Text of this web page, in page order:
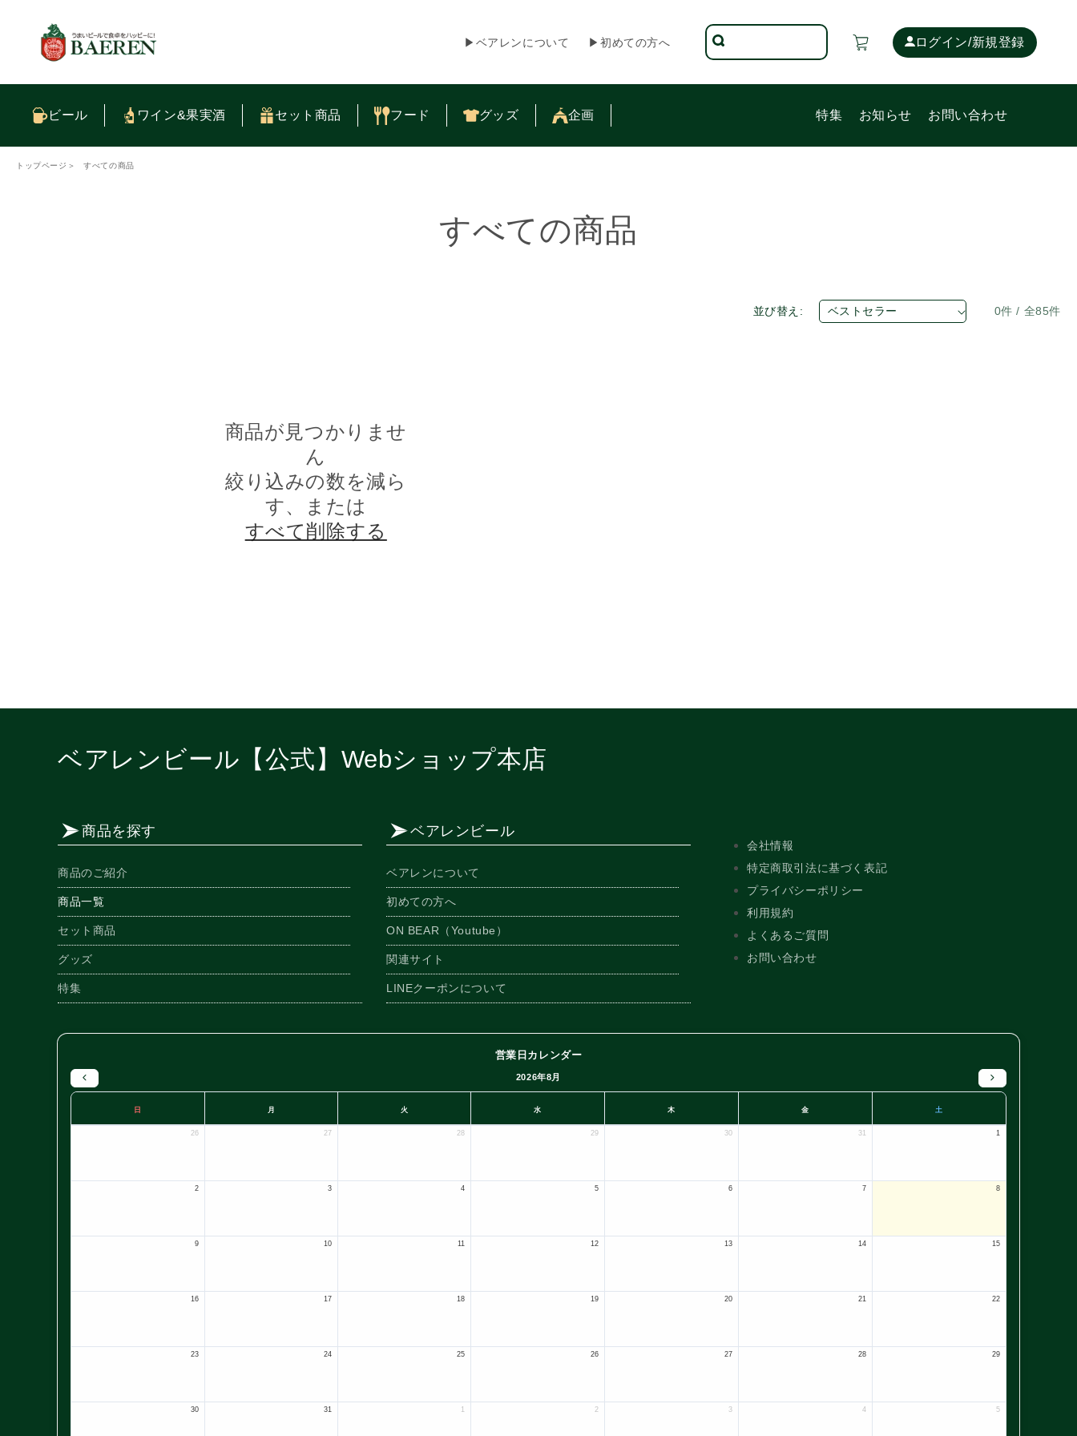
進む
▶︎ベアレンについて ▶︎初めての方へ
ー
ログイン/新規登録
ビール ワイン&果実酒 セット商品 フード グッズ 企画 特集 お知らせ お問い合わせ
トップページ ＞ すべての商品
コ
すべての商品
並び替え: 0件 / 全85件
商品が見つかりませ
ん
絞り込みの数を減ら
す、または
すべて削除する
ベアレンビール【公式】Webショップ本店
商品を探す
商品のご紹介
商品一覧
セット商品
グッズ
特集
ベアレンビール
ベアレンについて
初めての方へ
ON BEAR（Youtube）
関連サイト
LINEクーポンについて
会社情報
特定商取引法に基づく表記
プライバシーポリシー
利用規約
よくあるご質問
お問い合わせ
営業日カレンダー
2026年8月
日 月 火 水 木 金 土
26 27 28 29 30 31 1
2 3 4 5 6 7 8
9 10 11 12 13 14 15
16 17 18 19 20 21 22
23 24 25 26 27 28 29
30 31 1 2 3 4 5